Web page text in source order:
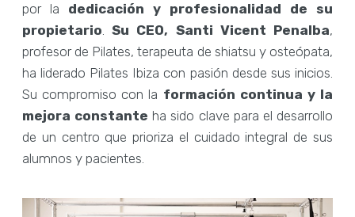
por la dedicación y profesionalidad de su
propietario.Su CEO, Santi Vicent Penalba,
profesor de Pilates, terapeuta de shiatsu y osteópata,
ha liderado Pilates Ibiza con pasión desde sus inicios.
Su compromiso con la formación continua y la
mejora constante ha sido clave para el desarrollo
de un centro que prioriza el cuidado integral de sus
alumnos y pacientes.